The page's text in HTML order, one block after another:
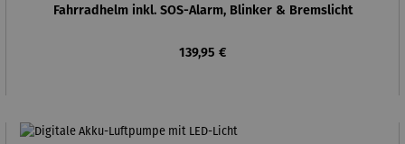
Fahrradhelm inkl. SOS-Alarm, Blinker & Bremslicht
Regulärer Preis:
139,95 €